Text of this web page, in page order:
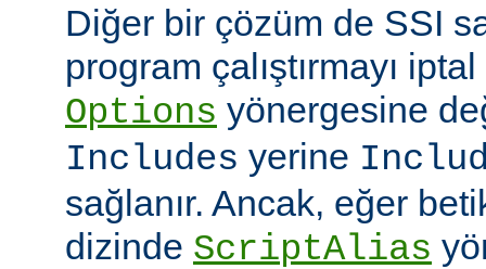
Diğer bir çözüm de SSI
program çalıştırmayı
Options yönergesine
Includes yerine
sağlanır. Ancak, eğer
dizinde ScriptAlias